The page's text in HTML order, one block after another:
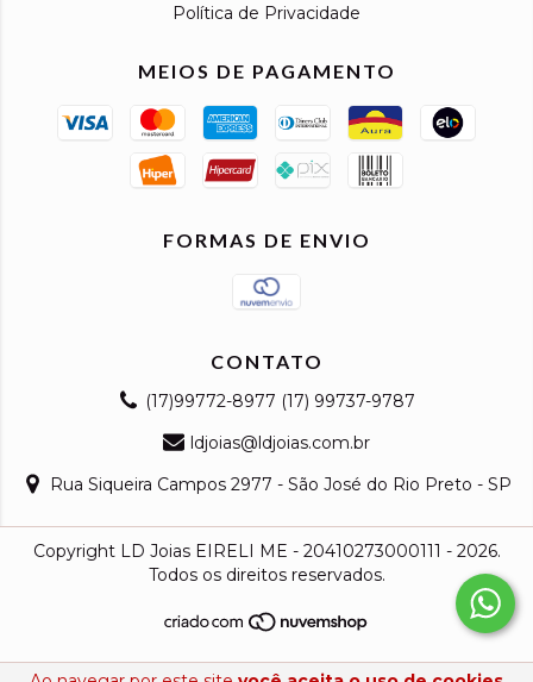
Política de Privacidade
MEIOS DE PAGAMENTO
FORMAS DE ENVIO
CONTATO
(17)99772-8977 (17) 99737-9787
ldjoias@ldjoias.com.br
Rua Siqueira Campos 2977 - São José do Rio Preto - SP
Copyright LD Joias EIRELI ME - 20410273000111 - 2026.
Todos os direitos reservados.